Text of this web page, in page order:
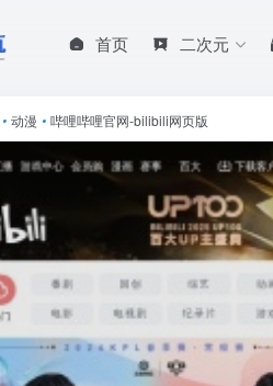
首页 二次元
• 动漫 • 哔哩哔哩官网-bilibili网页版